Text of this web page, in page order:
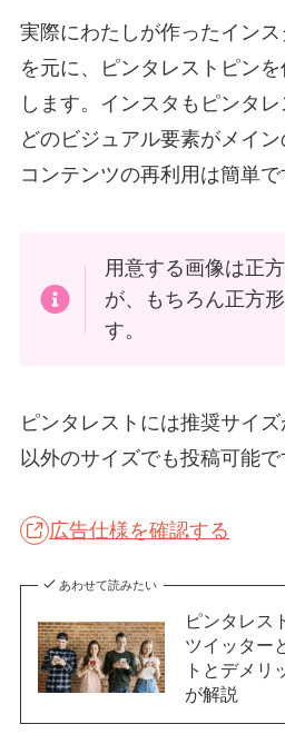
実際にわたしが作ったイン
を元に、ピンタレストピン
します。インスタもピンタ
どのビジュアル要素がメイン
コンテンツの再利用は簡単で
用意する画像は正
が、もちろん正方
す。
ピンタレストには推奨サイ
以外のサイズでも投稿可能で
広告仕様を確認する
あわせて読みたい
ピンタレス
ツイッター
トとデメリ
が解説